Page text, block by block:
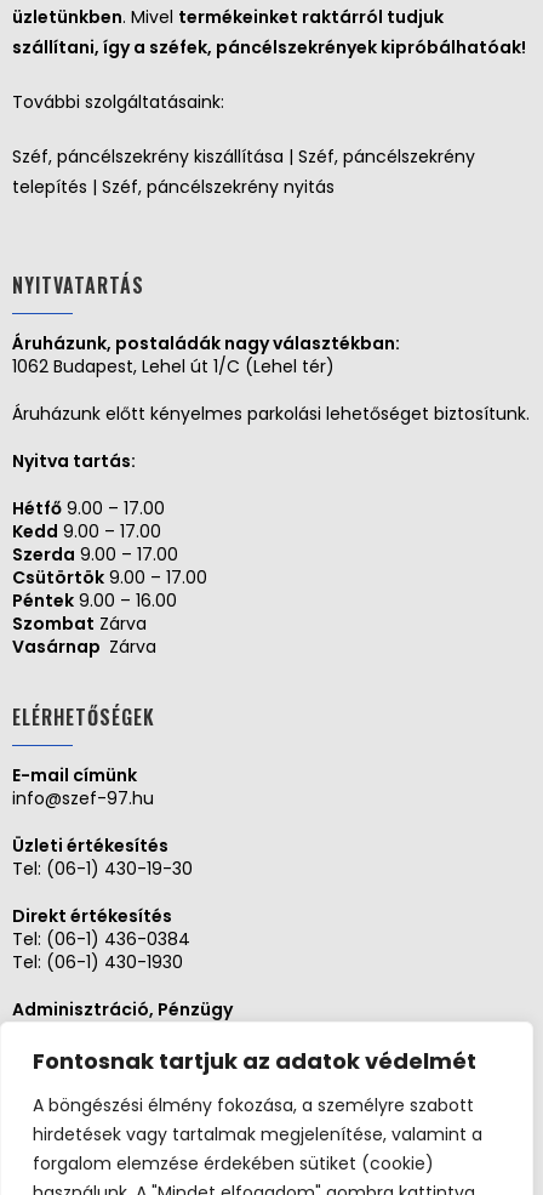
Fontosnak tartjuk az adatok védelmét
A böngészési élmény fokozása, a személyre szabott
hirdetések vagy tartalmak megjelenítése, valamint a
forgalom elemzése érdekében sütiket (cookie)
üzletünkben. Mivel termékeinket raktárról tudjuk
szállítani, így a széfek, páncélszekrények kipróbálhatóak!
További szolgáltatásaink:
Széf, páncélszekrény kiszállítása | Széf, páncélszekrény
telepítés | Széf, páncélszekrény nyitás
NYITVATARTÁS
Áruházunk, postaládák nagy választékban:
1062 Budapest, Lehel út 1/C (Lehel tér)
Áruházunk előtt kényelmes parkolási lehetőséget biztosítunk.
Nyitva tartás:
Hétfő 9.00 – 17.00
Kedd 9.00 – 17.00
Szerda 9.00 – 17.00
Csütörtök 9.00 – 17.00
Péntek 9.00 – 16.00
Szombat Zárva
Vasárnap Zárva
ELÉRHETŐSÉGEK
E-mail címünk
info@szef-97.hu
Üzleti értékesítés
Tel: (06-1) 430-19-30
Direkt értékesítés
Tel: (06-1) 436-0384
Tel: (06-1) 430-1930
Adminisztráció, Pénzügy
Szerviz és karbantartás
Tel: (06-20)3268654
Tel: (06-1) 436-0384